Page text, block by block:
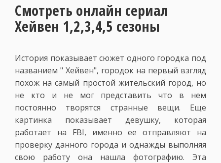
Смотреть онлайн сериал
Хейвен 1,2,3,4,5 сезоны
История показывает сюжет одного городка под
названием " Хейвен", городок на первый взгляд
похож на самый простой жительский город, но
не кто и не мог представить что в нем
постоянно творятся странные вещи. Еще
картинка показывает девушку, которая
работает на FBI, именно ее отправляют на
проверку данного города и однажды выполняя
свою работу она нашла фотографию. Эта